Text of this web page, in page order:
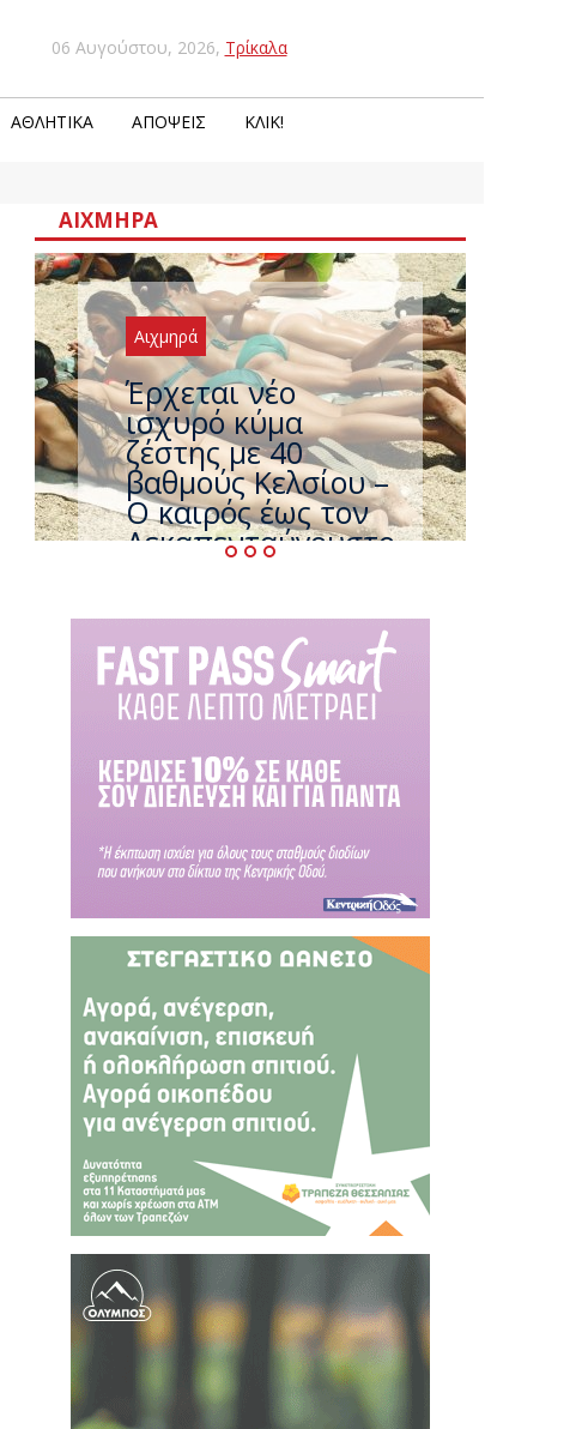
06 Αυγούστου, 2026, Τρίκαλα
ΑΘΛΗΤΙΚΆ ΑΠΌΨΕΙΣ ΚΛΙΚ!
ΑΙΧΜΗΡΆ
Αιχμηρά
Άφαντος ο
Τσίπρας… την ώρα
που η χώρα
καίγεται